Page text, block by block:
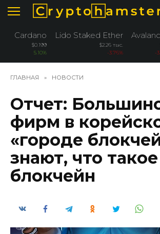
Перейти
содержанию
Cardano
$0.199
5.10%
Lido Staked Ether
$2.26 тыс.
-3.76%
-
ГЛАВНАЯ » НОВОСТИ
Отчет:
фирм в
«городе
знают, что такое
блокчейн